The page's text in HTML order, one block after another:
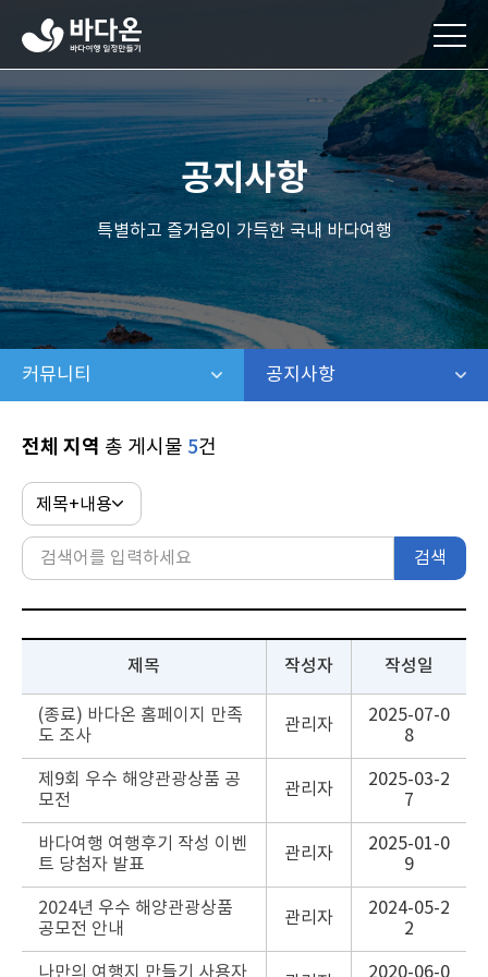
다
온
바
다
여
행
공지사항
특별하고 즐거움이 가득한 국내 바다여행
커뮤니티 같은 레벨 메뉴 보기 공지사항
전체 지역 총 게시물 5건
검색
제목 작성자 작성일
(종료) 바다온 홈페이지 만족
도 조사
관리자
2025-07-0
8
제9회 우수 해양관광상품 공
모전
관리자
2025-03-2
7
바다여행 여행후기 작성 이벤
트 당첨자 발표
관리자
2025-01-0
9
2024년 우수 해양관광상품
공모전 안내
관리자
2024-05-2
2
나만의 여행지 만들기 사용자 2020-06-0